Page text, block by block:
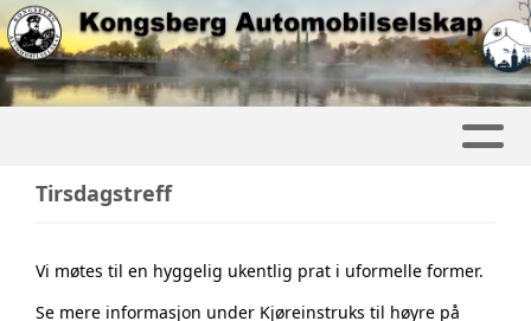
Tirsdagstreff
Vi møtes til en hyggelig ukentlig prat i uformelle former.
Se mere informasjon under Kjøreinstruks til høyre på